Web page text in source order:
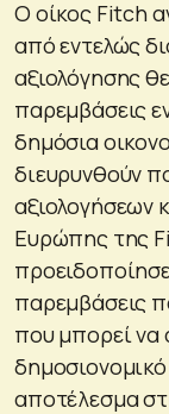
Ο οίκος Fitch
από εντελώς
αξιολόγησης
παρεμβάσεις
δημόσια
διευρυνθούν
αξιολογήσεων
Ευρώπης της
παρεμβάσεις
που μπορεί να
αποτέλεσμα